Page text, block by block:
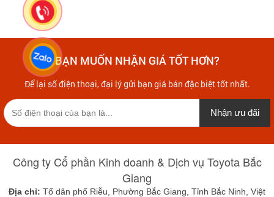
BẠN MUỐN NHẬN GIÁ TỐT HƠN?
Để lại số điện thoại, đại lý gửi bạn giá bán đặc biệt tốt nhất.
Nhận ưu đãi
Công ty Cổ phần Kinh doanh & Dịch vụ Toyota Bắc
Giang
Địa chỉ: Tổ dân phố Riễu, Phường Bắc Giang, Tỉnh Bắc Ninh, Việt